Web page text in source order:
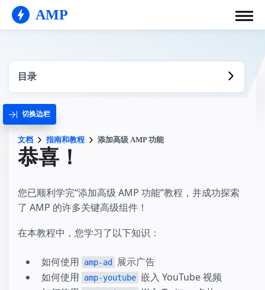
AMP
目录
切换边栏
文档 指南和教程 添加高级 AMP 功能
恭喜！
您已顺利学完“添加高级 AMP 功能”教程，并成功探索
了 AMP 的许多关键高级组件！
在本教程中，您学习了以下知识：
如何使用 amp-ad
展示广告
如何使用
amp-youtube 嵌入 YouTube 视频